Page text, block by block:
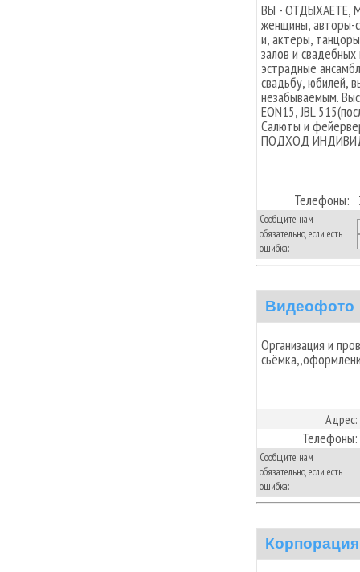
ВЫ - ОТДЫХАЕТЕ,
женщины, авторы-
и, актёры,
залов и
эстрадные
свадьбу, юбилей,
незабываемым.
EON15, JBL
Салюты и
ПОДХОД
Телефоны:
Сообщите нам
обязательно, если есть
ошибка:
Видеофото
Организация и
Адрес:
Телефоны:
Сообщите нам
обязательно, если есть
ошибка: